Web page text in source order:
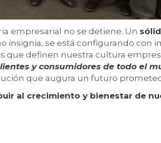
empresarial no se detiene. Un
insignia, se está configurando con
que definen nuestra cultura
y consumidores de todo el
que augura un futuro
al crecimiento y bienestar de